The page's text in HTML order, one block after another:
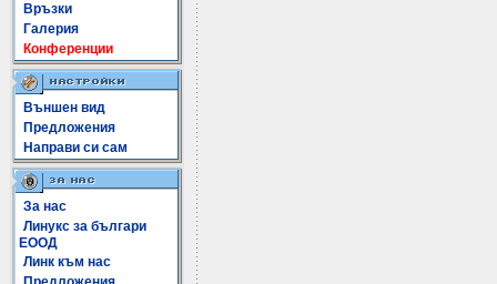
Връзки
Галерия
Конференции
Външен вид
Предложения
Направи си сам
За нас
Линукс за българи
ЕООД
Линк към нас